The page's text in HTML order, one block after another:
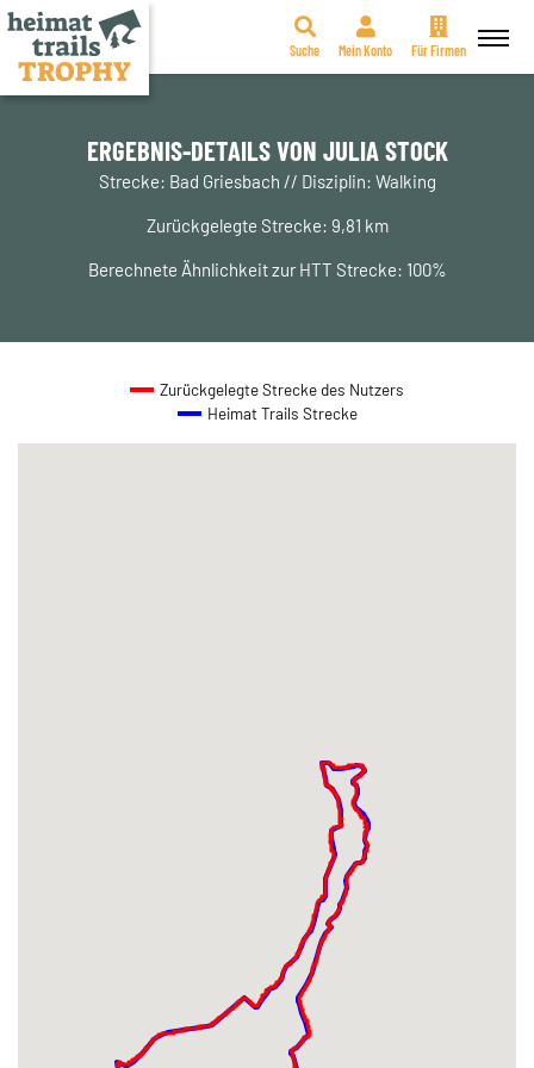
Zum
Suche Mein Konto Für Firmen
ERGEBNIS-DETAILS VON JULIA STOCK
Strecke: Bad Griesbach // Disziplin: Walking
Zurückgelegte Strecke: 9,81 km
Berechnete Ähnlichkeit zur HTT Strecke: 100%
Zurückgelegte Strecke des Nutzers
Heimat Trails Strecke